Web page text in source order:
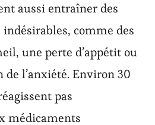
aussi entraîner des
comme des
une perte d’appétit ou
l’anxiété. Environ 30
pas
médicaments